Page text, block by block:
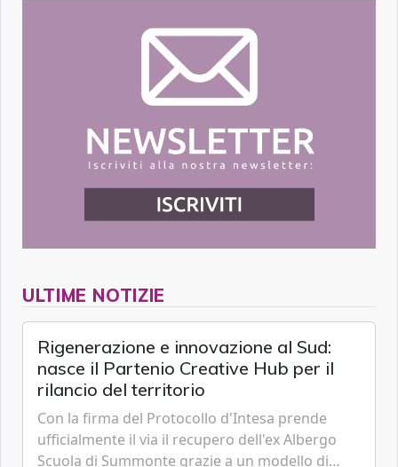
ULTIME NOTIZIE
Rigenerazione e innovazione al Sud:
nasce il Partenio Creative Hub per il
rilancio del territorio
Con la firma del Protocollo d'Intesa prende
ufficialmente il via il recupero dell'ex Albergo
Scuola di Summonte grazie a un modello di